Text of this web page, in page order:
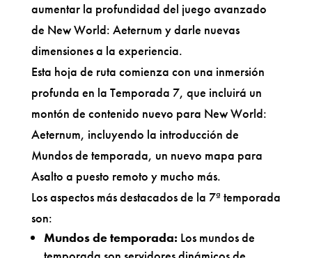
aumentar la profundidad del juego avanzado
de New World: Aeternum y darle nuevas
dimensiones a la experiencia.
Esta hoja de ruta comienza con una inmersión
profunda en la Temporada 7, que incluirá un
montón de contenido nuevo para New World:
Aeternum, incluyendo la introducción de
Mundos de temporada, un nuevo mapa para
Asalto a puesto remoto y mucho más.
Los aspectos más destacados de la 7ª temporada
son:
Mundos de temporada: Los mundos de